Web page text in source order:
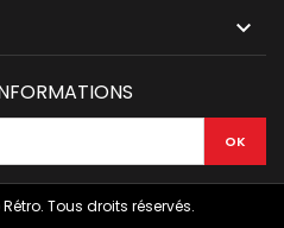

Tous droits réservés.